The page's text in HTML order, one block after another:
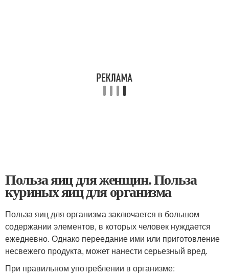
Польза яиц для женщин. Польза
куриных яиц для организма
Польза яиц для организма заключается в большом
содержании элементов, в которых человек нуждается
ежедневно. Однако переедание ими или приготовление
несвежего продукта, может нанести серьезный вред.
При правильном употреблении в организме: